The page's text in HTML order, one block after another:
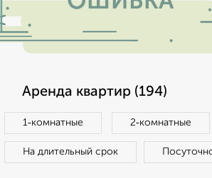
Аренда квартир (194)
1‑комнатные 2‑комнатные
На длительный срок